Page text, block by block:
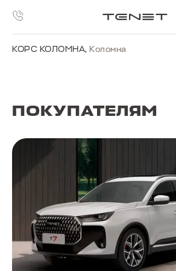
КОРС КОЛОМНА, Коломна
ПОКУПАТЕЛЯМ